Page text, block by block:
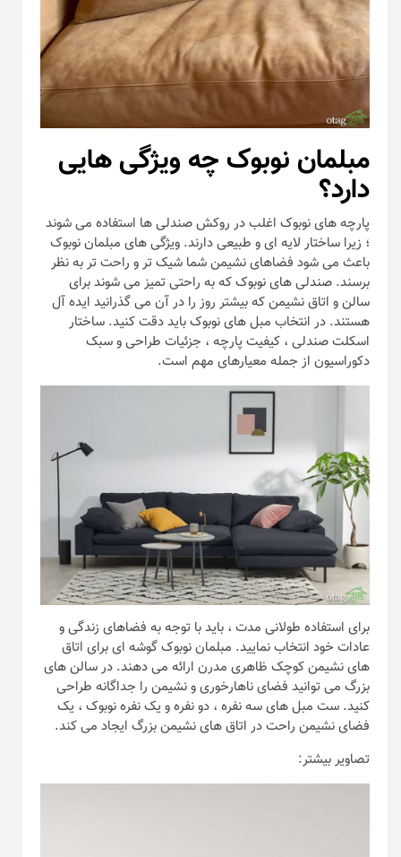
مبلمان نوبوک چه ویژگی هایی
دارد؟
پارچه های نوبوک اغلب در روکش صندلی ها استفاده می شوند
؛ زیرا ساختار لایه ای و طبیعی دارند. ویژگی های مبلمان نوبوک
باعث می شود فضاهای نشیمن شما شیک تر و راحت تر به نظر
برسند. صندلی های نوبوک که به راحتی تمیز می شوند برای
سالن و اتاق نشیمن که بیشتر روز را در آن می گذرانید ایده آل
هستند. در انتخاب مبل های نوبوک باید دقت کنید. ساختار
اسکلت صندلی ، کیفیت پارچه ، جزئیات طراحی و سبک
دکوراسیون از جمله معیارهای مهم است.
برای استفاده طولانی مدت ، باید با توجه به فضاهای زندگی و
عادات خود انتخاب نمایید. مبلمان نوبوک گوشه ای برای اتاق
های نشیمن کوچک ظاهری مدرن ارائه می دهند. در سالن های
بزرگ می توانید فضای ناهارخوری و نشیمن را جداگانه طراحی
کنید. ست مبل های سه نفره ، دو نفره و یک نفره نوبوک ، یک
فضای نشیمن راحت در اتاق های نشیمن بزرگ ایجاد می کند.
تصاویر بیشتر: